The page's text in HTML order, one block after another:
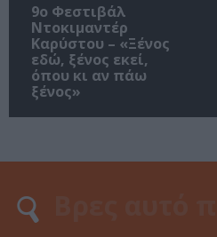
9ο Φεστιβάλ
Ντοκιμαντέρ
Καρύστου – «Ξένος
εδώ, ξένος εκεί,
όπου κι αν πάω
ξένος»